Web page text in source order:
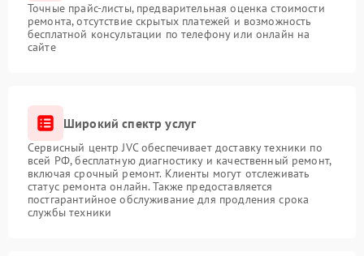
Точные прайс-листы, предварительная оценка стоимости
ремонта, отсутствие скрытых платежей и возможность
бесплатной консультации по телефону или онлайн на
сайте
Широкий спектр услуг
Сервисный центр JVC обеспечивает доставку техники по
всей РФ, бесплатную диагностику и качественный ремонт,
включая срочный ремонт. Клиенты могут отслеживать
статус ремонта онлайн. Также предоставляется
постгарантийное обслуживание для продления срока
службы техники